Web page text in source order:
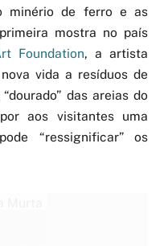
minério de ferro e as
mostra no país
Foundation, a artista
vida a resíduos de
das areias do
aos visitantes uma
“ressignificar” os